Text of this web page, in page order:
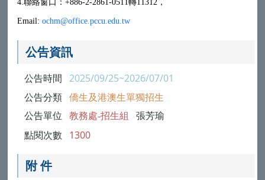
4.聯絡窗口：+886-2-2861-0511轉11312，
Email:ochm@office.pccu.edu.tw
公告資訊
公告時間 2025/09/25~2026/07/01
公告分類 僑生及港澳生單獨招生
公告單位 教務處-招生組 張芳瑜
點閱次數 1300
附 件